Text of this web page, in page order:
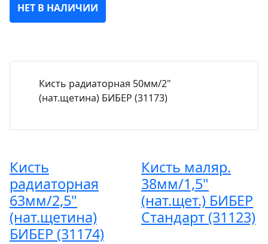
НЕТ В НАЛИЧИИ
Кисть радиаторная 50мм/2"
(нат.щетина) БИБЕР (31173)
Кисть
радиаторная
63мм/2,5"
(нат.щетина)
БИБЕР (31174)
Кисть маляр.
38мм/1,5"
(нат.щет.) БИБЕР
Стандарт (31123)